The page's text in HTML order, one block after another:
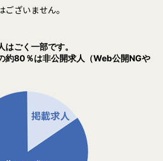
ざいません。
ごく一部です。
約80％は非公開求人（Web公開NGや